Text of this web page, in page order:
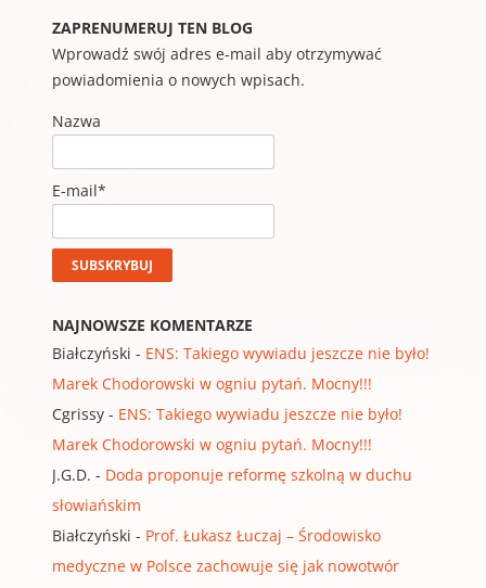
ZAPRENUMERUJ TEN BLOG
Wprowadź swój adres e-mail aby otrzymywać
powiadomienia o nowych wpisach.
Nazwa
E-mail*
NAJNOWSZE KOMENTARZE
Białczyński - ENS: Takiego wywiadu jeszcze nie było!
Marek Chodorowski w ogniu pytań. Mocny!!!
Cgrissy- ENS: Takiego wywiadu jeszcze nie było!
Marek Chodorowski w ogniu pytań. Mocny!!!
J.G.D. - Doda proponuje reformę szkolną w duchu
słowiańskim
Białczyński - Prof. Łukasz Łuczaj – Środowisko
medyczne w Polsce zachowuje się jak nowotwór